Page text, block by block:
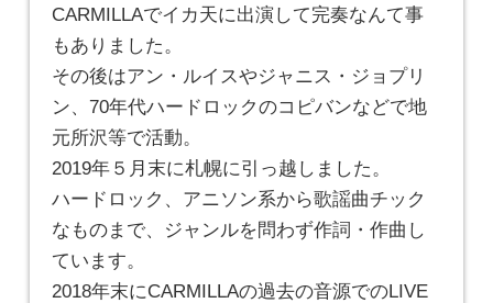
CARMILLAでイカ天に出演して完奏なんて事
もありました。
その後はアン・ルイスやジャニス・ジョプリ
ン、70年代ハードロックのコピバンなどで地
元所沢等で活動。
2019年５月末に札幌に引っ越しました。
ハードロック、アニソン系から歌謡曲チック
なものまで、ジャンルを問わず作詞・作曲し
ています。
2018年末にCARMILLAの過去の音源でのLIVE